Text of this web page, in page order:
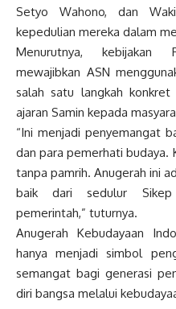
Setyo Wahono, dan
kepedulian mereka dalam
Menurutnya, kebijakan
mewajibkan ASN
salah satu langkah konkret
ajaran Samin kepada
“Ini menjadi penyemangat
dan para pemerhati budaya.
tanpa pamrih. Anugerah ini
baik dari sedulur Sikep
pemerintah,” tuturnya.
Anugerah Kebudayaan
hanya menjadi simbol
semangat bagi generasi
diri bangsa melalui